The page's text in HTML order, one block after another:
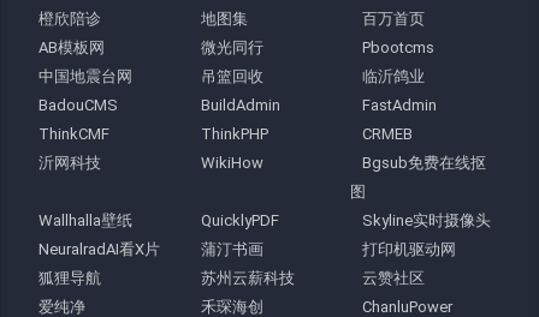
橙欣陪诊
地图集
百万首页
AB模板网
微光同行
Pbootcms
中国地震台网
吊篮回收
临沂鸽业
BadouCMS
BuildAdmin
FastAdmin
ThinkCMF
ThinkPHP
CRMEB
沂网科技
WikiHow
Bgsub免费在线抠
图
Wallhalla壁纸
QuicklyPDF
Skyline实时摄像头
NeuralradAI看X片
蒲汀书画
打印机驱动网
狐狸导航
苏州云薪科技
云赞社区
爱纯净
禾琛海创
ChanluPower